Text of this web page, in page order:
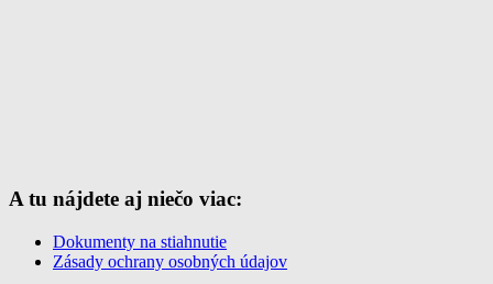
A tu nájdete aj niečo viac:
Dokumenty na stiahnutie
Zásady ochrany osobných údajov